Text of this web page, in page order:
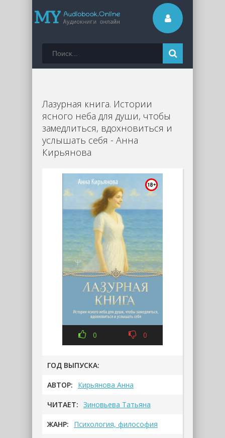
Лазурная книга. Истории
ясного неба для души, чтобы
замедлиться, вдохновиться и
услышать себя - Анна
Кирьянова
0 0
ГОД ВЫПУСКА:
АВТОР: Кирьянова Анна
ЧИТАЕТ: Зиновьева Татьяна
ЖАНР: Психология, философия